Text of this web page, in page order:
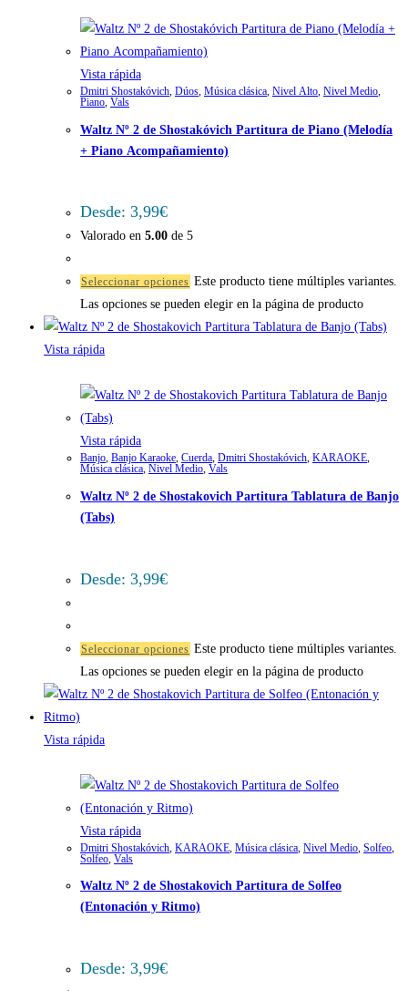
Vista rápida
Dmitri Shostakóvich, Dúos, Música clásica, Nivel Alto, Nivel Medio,
Piano, Vals
Waltz Nº 2 de Shostakóvich Partitura de Piano (Melodía
+ Piano Acompañamiento)
Desde: 3,99€
Valorado en 5.00 de 5
Seleccionar opciones Este producto tiene múltiples variantes.
Las opciones se pueden elegir en la página de producto
Vista rápida
Vista rápida
Banjo, Banjo Karaoke, Cuerda, Dmitri Shostakóvich, KARAOKE,
Música clásica, Nivel Medio, Vals
Waltz Nº 2 de Shostakovich Partitura Tablatura de Banjo
(Tabs)
Desde: 3,99€
Seleccionar opciones Este producto tiene múltiples variantes.
Las opciones se pueden elegir en la página de producto
Vista rápida
Vista rápida
Dmitri Shostakóvich KARAOKE Música clásica Nivel Medio Solfeo
Solfeo Vals
Waltz Nº 2 de Shostakovich Partitura de Solfeo
(Entonación y Ritmo)
Desde: 3,99€